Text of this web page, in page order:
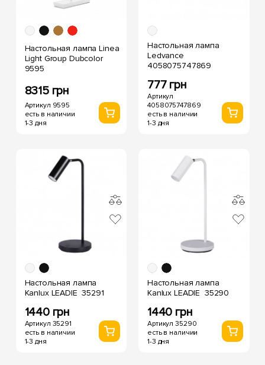
Настольная лампа Linea
Light Group Dubcolor
9595
8315 грн
Артикул 9595
есть в наличии
1-3 дня
Настольная лампа
Ledvance
4058075747869
777 грн
Артикул
4058075747869
есть в наличии
1-3 дня
Настольная лампа
Kanlux LEADIE 35291
1440 грн
Артикул 35291
есть в наличии
1-3 дня
Настольная лампа
Kanlux LEADIE 35290
1440 грн
Артикул 35290
есть в наличии
1-3 дня